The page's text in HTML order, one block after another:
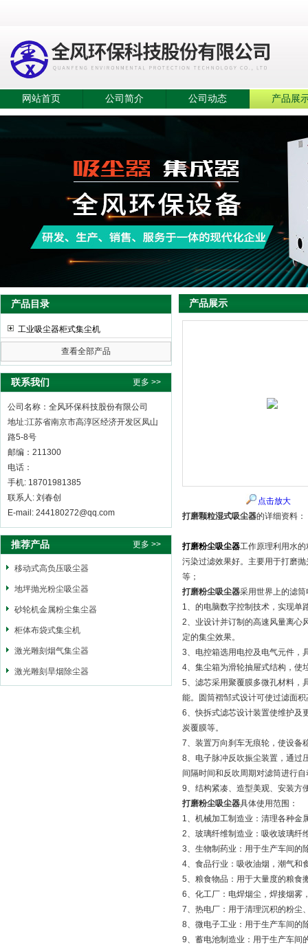
网站首页 公司简介 公司动态 产品展
产品目录
工业吸尘器柜式集尘机
查看全部产品
联系我们 更多 >>
公司名称：全风环保科技股份有限公司
地址:江苏省南京市高淳区经济开发区凤山
路5-8号
邮编：211300
电话：
手机: 18701981385
联系人: 刘春创
E-mail: 244180272@qq.com
推荐产品 更多 >>
移动式高负压吸尘器
地坪抛光粉尘吸尘器
砂轮机金属粉尘集尘器
柜体布袋式集尘机
激光雕刻烟气集尘器
激光雕刻旱烟除尘器
产品展示
点击放大
打磨颗粒湿式吸尘器的详细资料：
打磨粉尘吸尘器工作原理利用水
污染过滤效果好。主要用于打磨
等；
打磨粉尘吸尘器采用世界上的滤
1、的电脑数字控制技术，实现单
2、业设计并订制的高速风量离心
定的集尘效果。
3、电控箱选用电控及电气元件，
4、集尘箱为滑轮抽屉式结构，使
5、滤芯采用聚覆膜多微孔材料，
能。圆筒褶邹式设计可使过滤面
6、快拆式滤芯设计装置使维护及
炭覆膜等。
7、装置万向刹车无痕轮，使设备
8、电子脉冲反吹振尘装置，通过
间隔时间和反吹周期对滤筒进行
9、结构紧凑、造型美观、安装方
打磨粉尘吸尘器具体使用范围：
1、机械加工制造业：清理各种金
2、玻璃纤维制造业：吸收玻璃纤
3、生物制药业：用于生产车间的
4、食品行业：吸收油烟，潮气和
5、粮食物品：用于大量度的粮食
6、化工厂：电焊烟尘，焊接烟雾
7、热电厂：用于清理沉积的粉尘
8、微电子工业：用于生产车间的
9、蓄电池制造业：用于生产车间